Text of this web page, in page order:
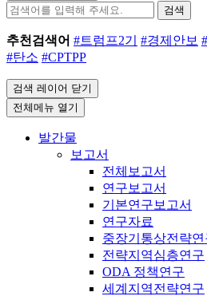
검색
추천검색어 #트럼프2기 #경제안보
#탄소 #CPTPP
검색 레이어 닫기
전체메뉴 열기
발간물
보고서
전체보고서
연구보고서
기본연구보고서
연구자료
중장기통상전략연
전략지역심층연구
ODA 정책연구
세계지역전략연구